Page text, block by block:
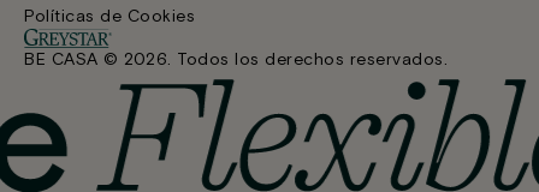
Políticas de Cookies
BE CASA © 2026. Todos los derechos reservados.
Estudio
Desde 1.039 €/mes
Reservar